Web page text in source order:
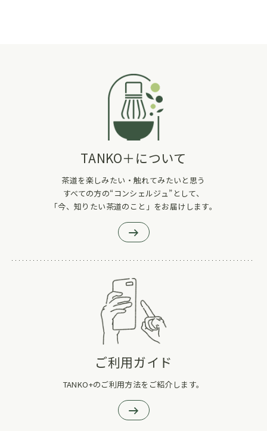
TANKO＋について
茶道を楽しみたい・触れてみたいと思う
すべての方の“コンシェルジュ”として、
「今、知りたい茶道のこと」をお届けします。
ご利用ガイド
TANKO+のご利用方法をご紹介します。